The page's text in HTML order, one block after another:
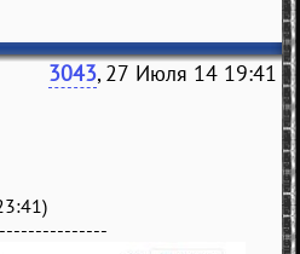
3043, 27 Июля 14 19:41